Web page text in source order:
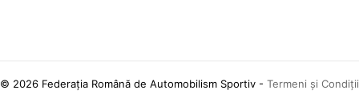
© 2026 Federația Română de Automobilism Sportiv - Termeni și Condiții